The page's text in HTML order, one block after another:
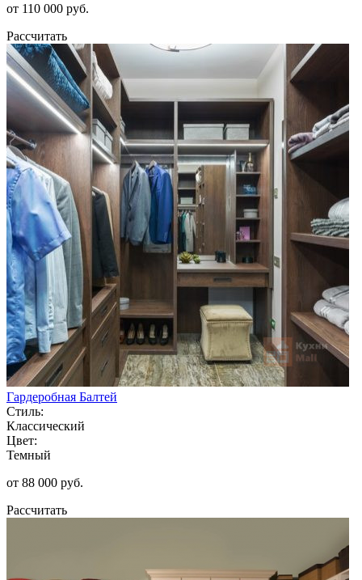
от 110 000 руб.
Рассчитать
Гардеробная Балтей
Стиль:
Классический
Цвет:
Темный
от 88 000 руб.
Рассчитать